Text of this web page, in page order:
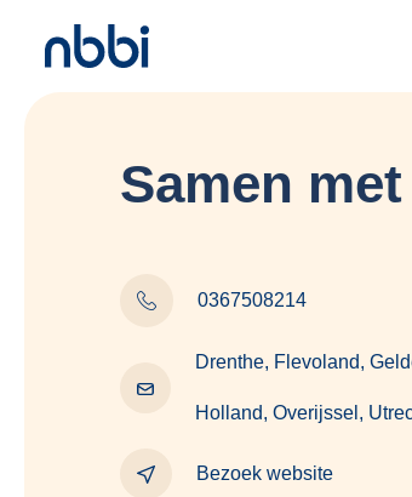
Samen
0367508214
Drenthe, Flevoland,
Holland, Overijssel,
Bezoek website